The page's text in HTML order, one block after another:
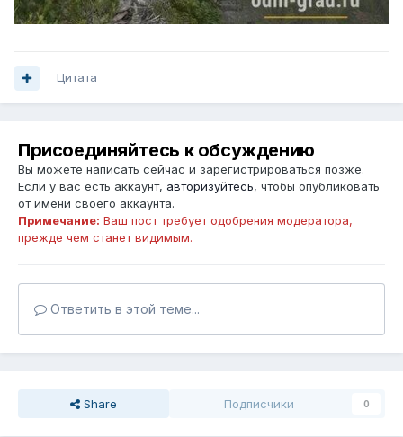
Цитата
Присоединяйтесь к обсуждению
Вы можете написать сейчас и зарегистрироваться позже.
Если у вас есть аккаунт, авторизуйтесь, чтобы опубликовать
от имени своего аккаунта.
Примечание: Ваш пост требует одобрения модератора,
прежде чем станет видимым.
Ответить в этой теме...
Share Подписчики 0